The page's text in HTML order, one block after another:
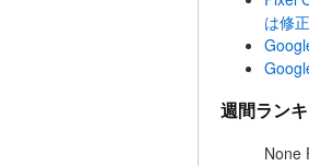
は修
週間ラン
None